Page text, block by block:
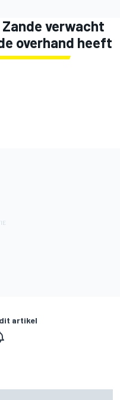
verwacht
overhand heeft
artikel